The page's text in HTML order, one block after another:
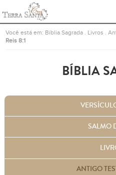
Ir para a página inicial
Você está em: Bíblia Sagrada Livros .
Reis 8:1
BÍBLIA
SALMO
ANTIGO